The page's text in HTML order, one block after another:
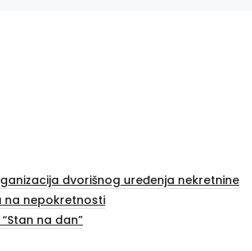
dvorišnog uređenja nekretnine
na nepokretnosti
na dan”